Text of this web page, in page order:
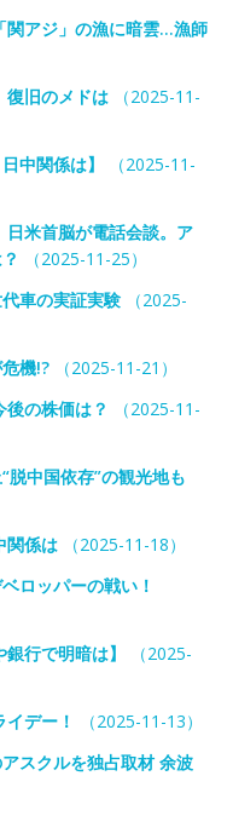
アジ」の漁に暗雲…漁師
復旧のメドは（2025-11-
中関係は】
（2025-11-
米首脳が電話会談。ア
（2025-11-25）
車の実証実験（2025-
機!?（2025-11-21）
の株価は？
（2025-11-
中国依存”の観光地も
関係は（2025-11-18）
ッパーの戦い！
行で明暗は】
（2025-
デー！
（2025-11-13）
スクルを独占取材 余波